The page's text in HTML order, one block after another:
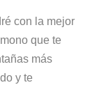
con la mejor
que te
más
y te